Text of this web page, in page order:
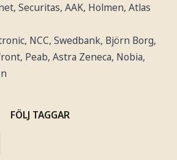
Securitas, AAK, Holmen, Atlas
NCC, Swedbank, Björn Borg,
Peab, Astra Zeneca, Nobia,
FÖLJ TAGGAR